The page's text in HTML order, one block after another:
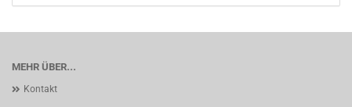
MEHR ÜBER...
Kontakt